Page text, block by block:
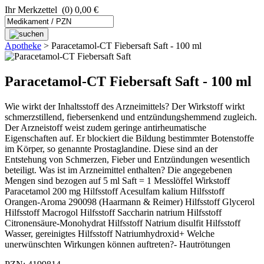
Ihr Merkzettel (0) 0,00 €
Apotheke > Paracetamol-CT Fiebersaft Saft - 100 ml
Paracetamol-CT Fiebersaft Saft - 100 ml
Wie wirkt der Inhaltsstoff des Arzneimittels? Der Wirkstoff wirkt
schmerzstillend, fiebersenkend und entzündungshemmend zugleich.
Der Arzneistoff weist zudem geringe antirheumatische
Eigenschaften auf. Er blockiert die Bildung bestimmter Botenstoffe
im Körper, so genannte Prostaglandine. Diese sind an der
Entstehung von Schmerzen, Fieber und Entzündungen wesentlich
beteiligt. Was ist im Arzneimittel enthalten? Die angegebenen
Mengen sind bezogen auf 5 ml Saft = 1 Messlöffel Wirkstoff
Paracetamol 200 mg Hilfsstoff Acesulfam kalium Hilfsstoff
Orangen-Aroma 290098 (Haarmann & Reimer) Hilfsstoff Glycerol
Hilfsstoff Macrogol Hilfsstoff Saccharin natrium Hilfsstoff
Citronensäure-Monohydrat Hilfsstoff Natrium disulfit Hilfsstoff
Wasser, gereinigtes Hilfsstoff Natriumhydroxid+ Welche
unerwünschten Wirkungen können auftreten?- Hautrötungen